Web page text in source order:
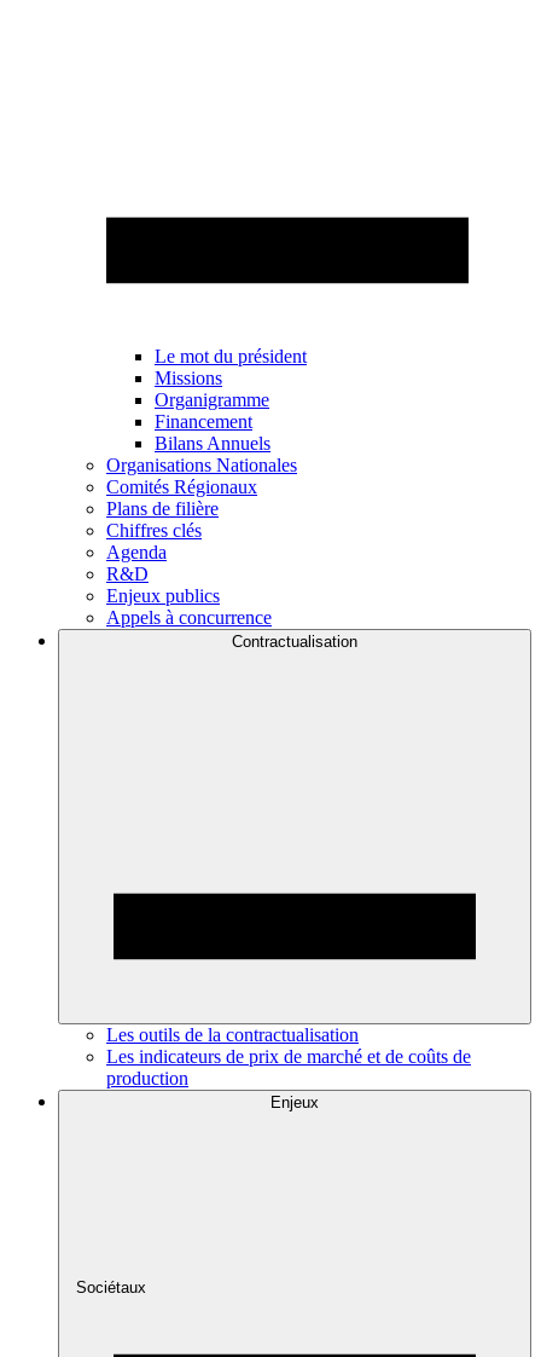
Le mot du président
Missions
Organigramme
Financement
Bilans Annuels
Organisations Nationales
Comités Régionaux
Plans de filière
Chiffres clés
Agenda
R&D
Enjeux publics
Appels à concurrence
Contractualisation
Les outils de la contractualisation
Les indicateurs de prix de marché et de coûts de
production
Enjeux
Sociétaux